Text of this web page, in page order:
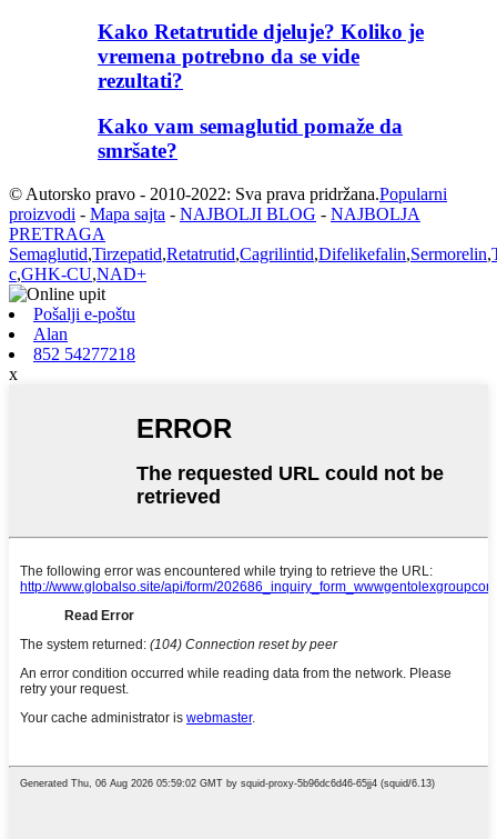
Kako Retatrutide djeluje? Koliko je
vremena potrebno da se vide
rezultati?
Kako vam semaglutid pomaže da
smršate?
© Autorsko pravo - 2010-2022: Sva prava pridržana.Popularni
proizvodi - Mapa sajta - NAJBOLJI BLOG - NAJBOLJA
PRETRAGA
Semaglutid,Tirzepatid,Retatrutid,Cagrilintid,Difelikefalin,Sermorelin,
c,GHK-CU,NAD+
Pošalji e-poštu
Alan
852 54277218
x